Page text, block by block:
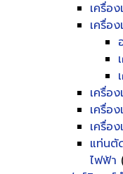
เครื่อ
เครื่อ
เครื่อ
เครื่อ
เครื่อ
แท่นตั
ไฟฟ้า